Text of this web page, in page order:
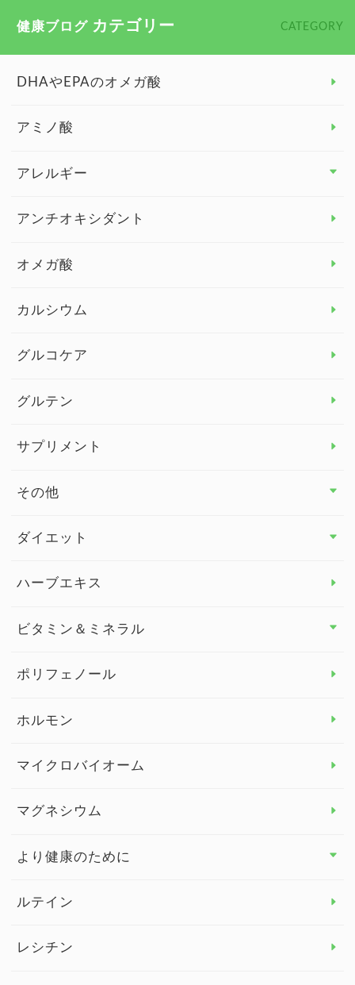
健康ブログ カテゴリー CATEGORY
DHAやEPAのオメガ酸
アミノ酸
アレルギー
アレルギー トップ
アンチオキシダント
オメガ酸
カルシウム
グルコケア
グルテン
サプリメント
その他
その他 トップ
健康セミナー
ダイエット
ダイエット トップ
ハーブエキス
ビタミン＆ミネラル
ビタミン＆ミネラル トップ
ビタミンE
ポリフェノール
ホルモン
マイクロバイオーム
マグネシウム
より健康のために
より健康のために トップ
ルテイン
レシチン